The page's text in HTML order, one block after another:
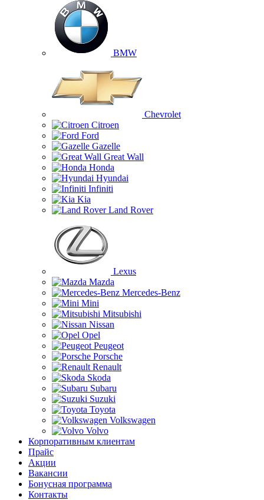
BMW
Chevrolet
Citroen
Ford
Gazelle
Great Wall
Honda
Hyundai
Infiniti
Kia
Land Rover
Lexus
Mazda
Mercedes-Benz
Mini
Mitsubishi
Nissan
Opel
Peugeot
Porsche
Renault
Skoda
Subaru
Suzuki
Toyota
Volkswagen
Volvo
Корпоративным клиентам
Прайс
Акции
Вакансии
Бонусная программа
Контакты